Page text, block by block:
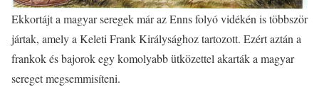
Ekkortájt a magyar seregek már az Enns folyó vidékén is többször
jártak, amely a Keleti Frank Királysághoz tartozott. Ezért aztán a
frankok és bajorok egy komolyabb ütközettel akarták a magyar
sereget megsemmisíteni.